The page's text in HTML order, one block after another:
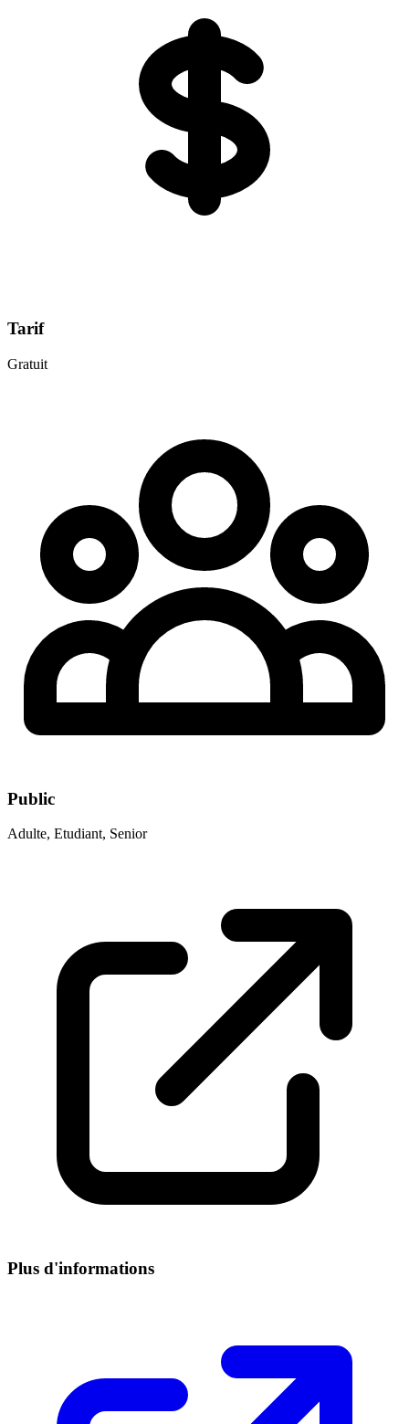
Tarif
Gratuit
Public
Adulte, Etudiant, Senior
Plus d'informations